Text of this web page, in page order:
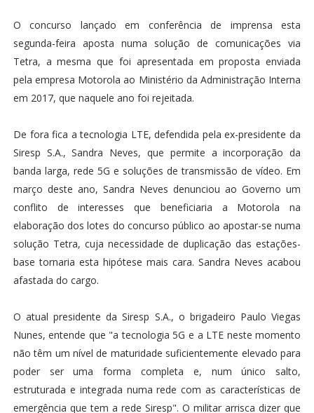
O concurso lançado em conferência de imprensa esta
segunda-feira aposta numa solução de comunicações via
Tetra, a mesma que foi apresentada em proposta enviada
pela empresa Motorola ao Ministério da Administração Interna
em 2017, que naquele ano foi rejeitada.
De fora fica a tecnologia LTE, defendida pela ex-presidente da
Siresp S.A., Sandra Neves, que permite a incorporação da
banda larga, rede 5G e soluções de transmissão de vídeo. Em
março deste ano, Sandra Neves denunciou ao Governo um
conflito de interesses que beneficiaria a Motorola na
elaboração dos lotes do concurso público ao apostar-se numa
solução Tetra, cuja necessidade de duplicação das estações-
base tornaria esta hipótese mais cara. Sandra Neves acabou
afastada do cargo.
O atual presidente da Siresp S.A., o brigadeiro Paulo Viegas
Nunes, entende que "a tecnologia 5G e a LTE neste momento
não têm um nível de maturidade suficientemente elevado para
poder ser uma forma completa e, num único salto,
estruturada e integrada numa rede com as características de
emergência que tem a rede Siresp". O militar arrisca dizer que